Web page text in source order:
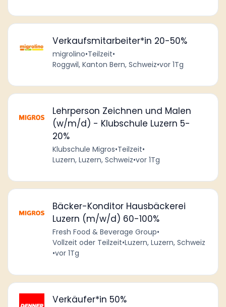
Verkaufsmitarbeiter*in 20-50%
migrolino•Teilzeit•
Roggwil, Kanton Bern, Schweiz•vor 1Tg
Lehrperson Zeichnen und Malen
(w/m/d) - Klubschule Luzern 5-
20%
Klubschule Migros•Teilzeit•
Luzern, Luzern, Schweiz•vor 1Tg
Bäcker-Konditor Hausbäckerei
Luzern (m/w/d) 60-100%
Fresh Food & Beverage Group•
Vollzeit oder Teilzeit•Luzern, Luzern, Schweiz
•vor 1Tg
Verkäufer*in 50%